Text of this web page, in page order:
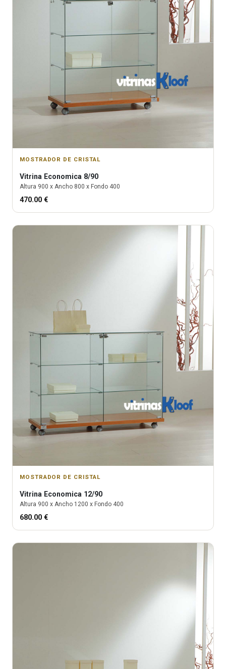
MOSTRADOR DE CRISTAL
Vitrina Economica 8/90
Altura 900 x Ancho 800 x Fondo 400
470.00 €
MOSTRADOR DE CRISTAL
Vitrina Economica 12/90
Altura 900 x Ancho 1200 x Fondo 400
680.00 €